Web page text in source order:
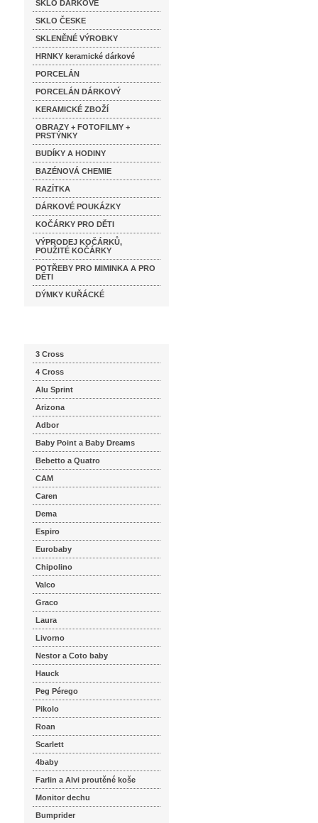
SKLO DÁRKOVÉ
SKLO ČESKE
SKLENĚNÉ VÝROBKY
HRNKY keramické dárkové
PORCELÁN
PORCELÁN DÁRKOVÝ
KERAMICKÉ ZBOŽÍ
OBRAZY + FOTOFILMY +
PRSTÝNKY
BUDÍKY A HODINY
BAZÉNOVÁ CHEMIE
RAZÍTKA
DÁRKOVÉ POUKÁZKY
KOČÁRKY PRO DĚTI
VÝPRODEJ KOČÁRKŮ,
POUŽITÉ KOČÁRKY
POTŘEBY PRO MIMINKA A PRO
DĚTI
DÝMKY KUŘÁCKÉ
3 Cross
4 Cross
Alu Sprint
Arizona
Adbor
Baby Point a Baby Dreams
Bebetto a Quatro
CAM
Caren
Dema
Espiro
Eurobaby
Chipolino
Valco
Graco
Laura
Livorno
Nestor a Coto baby
Hauck
Peg Pérego
Pikolo
Roan
Scarlett
4baby
Farlin a Alvi proutěné koše
Monitor dechu
Bumprider